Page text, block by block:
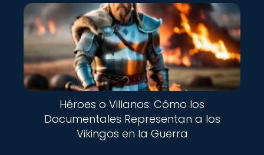
Héroes o Villanos: Cómo los
Documentales Representan a los
Vikingos en la Guerra